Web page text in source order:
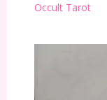
Occult Tarot